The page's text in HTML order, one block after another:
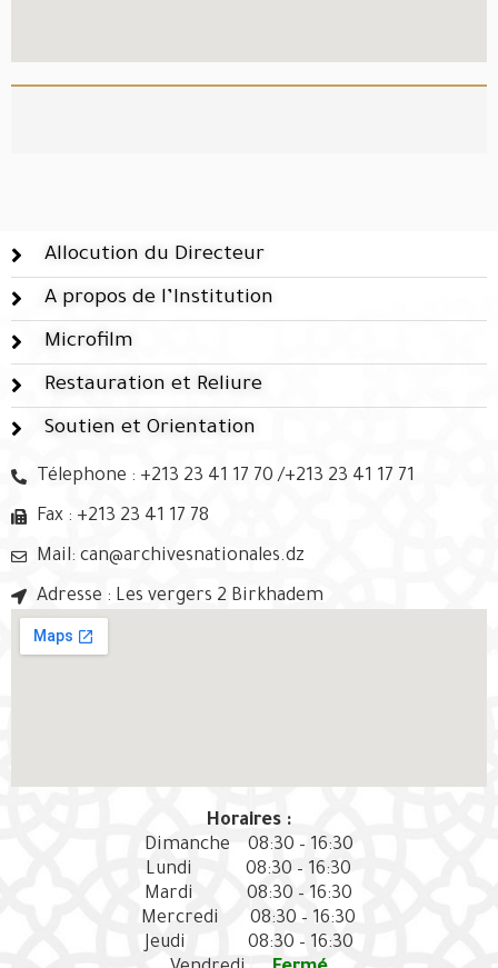
Allocution du Directeur
A propos de l’Institution
Microfilm
Restauration et Reliure
Soutien et Orientation
Télephone : +213 23 41 17 70 /+213 23 41 17 71
Fax : +213 23 41 17 78
Mail: can@archivesnationales.dz
Adresse : Les vergers 2 Birkhadem
Horaires :
Dimanche
08:30 – 16:30
Lundi
08:30 – 16:30
Mardi
08:30 – 16:30
Mercredi
08:30 – 16:30
Jeudi
08:30 – 16:30